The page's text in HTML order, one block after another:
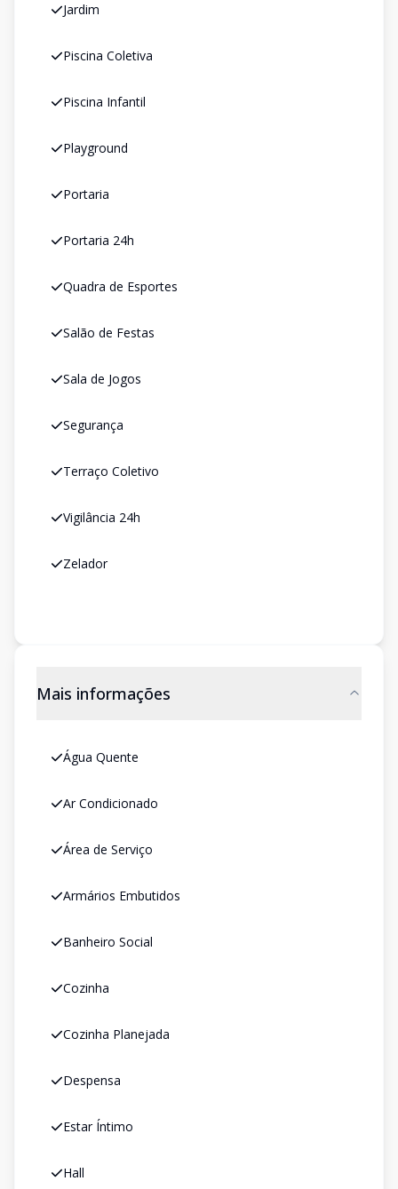
Jardim
Piscina Coletiva
Piscina Infantil
Playground
Portaria
Portaria 24h
Quadra de Esportes
Salão de Festas
Sala de Jogos
Segurança
Terraço Coletivo
Vigilância 24h
Zelador
Mais informações
Água Quente
Ar Condicionado
Área de Serviço
Armários Embutidos
Banheiro Social
Cozinha
Cozinha Planejada
Despensa
Estar Íntimo
Hall